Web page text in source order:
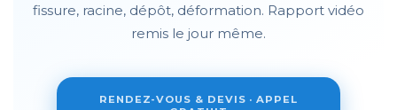
fissure, racine, dépôt, déformation. Rapport vidéo
remis le jour même.
RENDEZ-VOUS & DEVIS · APPEL